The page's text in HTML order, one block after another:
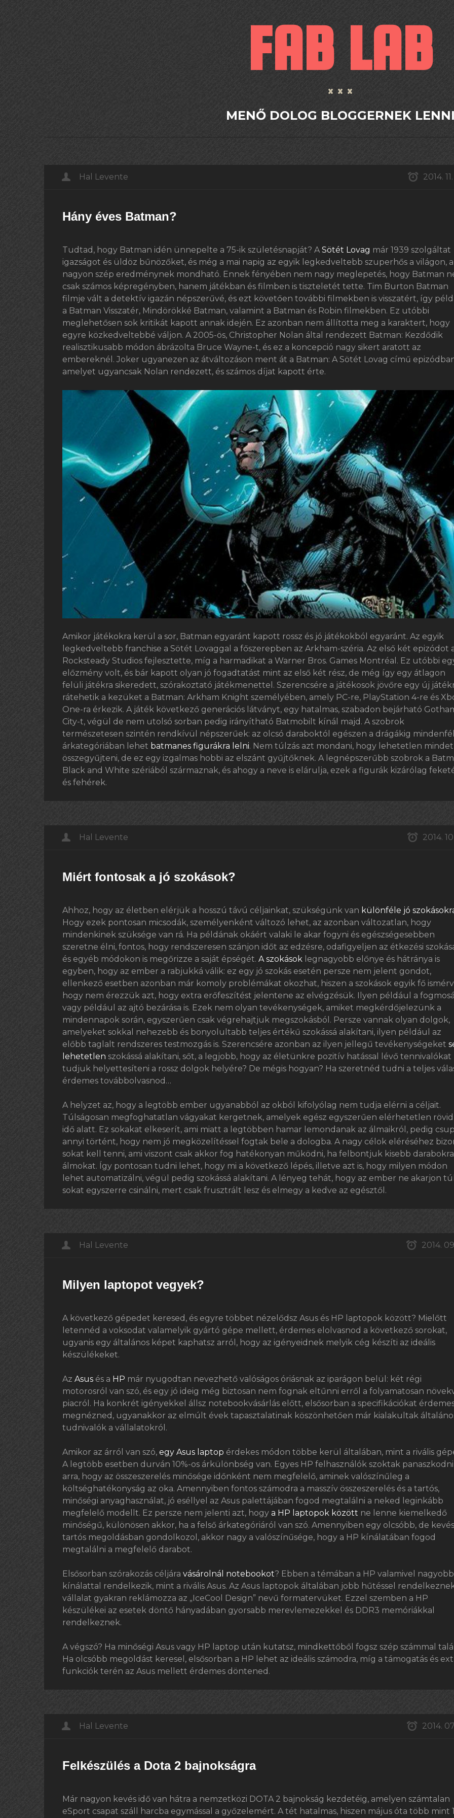
FAB LAB
MENŐ DOLOG BLOGGERNEK
Hal Levente 2014.
Hány éves Batman?
Tudtad, hogy Batman idén ünnepelte a 75-ik születésnapját? ASötét Lovag már 1939 szolgáltat
igazságot és üldöz bűnözőket, és még a mai napig az egyik legkedveltebb szuperhős a világon,
nagyon szép eredménynek mondható. Ennek fényében nem nagy meglepetés, hogy Batman
csak számos képregényben, hanem játékban és filmben is tiszteletét tette. Tim Burton Batman
filmje vált a detektív igazán népszerűvé, és ezt követően további filmekben is visszatért, így
a Batman Visszatér, Mindörökké Batman, valamint a Batman és Robin filmekben. Ez utóbbi
meglehetősen sok kritikát kapott annak idején. Ez azonban nem állította meg a karaktert, hogy
egyre közkedveltebbé váljon. A 2005-ös, Christopher Nolan által rendezett Batman: Kezdődik
realisztikusabb módon ábrázolta Bruce Wayne-t, és ez a koncepció nagy sikert aratott az
embereknél. Joker ugyanezen az átváltozáson ment át a Batman: A Sötét Lovag című
amelyet ugyancsak Nolan rendezett, és számos díjat kapott érte.
Amikor játékokra kerül a sor, Batman egyaránt kapott rossz és jó játékokból egyaránt. Az egyik
legkedveltebb franchise a Sötét Lovaggal a főszerepben az Arkham-széria. Az első két epizódot
Rocksteady Studios fejlesztette, míg a harmadikat a Warner Bros. Games Montréal. Ez utóbbi
előzmény volt, és bár kapott olyan jó fogadtatást mint az első két rész, de még így egy átlagon
felüli játékra sikeredett, szórakoztató játékmenettel. Szerencsére a játékosok jövőre egy új
rátehetik a kezüket a Batman: Arkham Knight személyében, amely PC-re, PlayStation 4-re és
One-ra érkezik. A játék következő generációs látványt, egy hatalmas, szabadon bejárható
City-t, végül de nem utolsó sorban pedig irányítható Batmobilt kínál majd. A szobrok
természetesen szintén rendkívül népszerűek: az olcsó daraboktól egészen a drágákig
árkategóriában lehet batmanes figurákra lelni. Nem túlzás azt mondani, hogy lehetetlen mindet
összegyűjteni, de ez egy izgalmas hobbi az elszánt gyűjtőknek. A legnépszerűbb szobrok a
Black and White szériából származnak, és ahogy a neve is elárulja, ezek a figurák kizárólag
és fehérek.
Hal Levente 2014.
Miért fontosak a jó szokások?
Ahhoz, hogy az életben elérjük a hosszú távú céljainkat, szükségünk van különféle jó
Hogy ezek pontosan micsodák, személyenként változó lehet, az azonban változatlan, hogy
mindenkinek szüksége van rá. Ha példának okáért valaki le akar fogyni és egészségesebben
szeretne élni, fontos, hogy rendszeresen szánjon időt az edzésre, odafigyeljen az étkezési
és egyéb módokon is megőrizze a saját épségét. A szokások legnagyobb előnye és hátránya is
egyben, hogy az ember a rabjukká válik: ez egy jó szokás esetén persze nem jelent gondot,
ellenkező esetben azonban már komoly problémákat okozhat, hiszen a szokások egyik fő
hogy nem érezzük azt, hogy extra erőfeszítést jelentene az elvégzésük. Ilyen például a
vagy például az ajtó bezárása is. Ezek nem olyan tevékenységek, amiket megkérdőjelezünk a
mindennapok során, egyszerűen csak végrehajtjuk megszokásból. Persze vannak olyan dolgok,
amelyeket sokkal nehezebb és bonyolultabb teljes értékű szokássá alakítani, ilyen például az
előbb taglalt rendszeres testmozgás is. Szerencsére azonban az ilyen jellegű tevékenységeket
lehetetlen szokássá alakítani, sőt, a legjobb, hogy az életünkre pozitív hatással lévő tennivalókat
tudjuk helyettesíteni a rossz dolgok helyére? De mégis hogyan? Ha szeretnéd tudni a teljes
érdemes továbbolvasnod…
A helyzet az, hogy a legtöbb ember ugyanabból az okból kifolyólag nem tudja elérni a céljait.
Túlságosan megfoghatatlan vágyakat kergetnek, amelyek egész egyszerűen elérhetetlen rövid
idő alatt. Ez sokakat elkeserít, ami miatt a legtöbben hamar lemondanak az álmaikról, pedig
annyi történt, hogy nem jó megközelítéssel fogtak bele a dologba. A nagy célok eléréséhez
sokat kell tenni, ami viszont csak akkor fog hatékonyan működni, ha felbontjuk kisebb
álmokat. Így pontosan tudni lehet, hogy mi a következő lépés, illetve azt is, hogy milyen módon
lehet automatizálni, végül pedig szokássá alakítani. A lényeg tehát, hogy az ember ne akarjon
sokat egyszerre csinálni, mert csak frusztrált lesz és elmegy a kedve az egésztől.
Hal Levente 2014.
Milyen laptopot vegyek?
A következő gépedet keresed, és egyre többet nézelődsz Asus és HP laptopok között? Mielőtt
letennéd a voksodat valamelyik gyártó gépe mellett, érdemes elolvasnod a következő sorokat,
ugyanis egy általános képet kaphatsz arról, hogy az igényeidnek melyik cég készíti az ideális
készülékeket.
Az Asus és a HP már nyugodtan nevezhető valóságos óriásnak az iparágon belül: két régi
motorosról van szó, és egy jó ideig még biztosan nem fognak eltűnni erről a folyamatosan
piacról. Ha konkrét igényekkel állsz notebookvásárlás előtt, elsősorban a specifikációkat
megnézned, ugyanakkor az elmúlt évek tapasztalatinak köszönhetően már kialakultak
tudnivalók a vállalatokról.
Amikor az árról van szó, egy Asus laptop érdekes módon többe kerül általában, mint a rivális
A legtöbb esetben durván 10%-os árkülönbség van. Egyes HP felhasználók szoktak panaszkodni
arra, hogy az összeszerelés minősége időnként nem megfelelő, aminek valószínűleg a
költséghatékonyság az oka. Amennyiben fontos számodra a masszív összeszerelés és a tartós,
minőségi anyaghasználat, jó eséllyel az Asus palettájában fogod megtalálni a neked leginkább
megfelelő modellt. Ez persze nem jelenti azt, hogy a HP laptopok között ne lenne kiemelkedő
minőségű, különösen akkor, ha a felső árkategóriáról van szó. Amennyiben egy olcsóbb, de
tartós megoldásban gondolkozol, akkor nagy a valószínűsége, hogy a HP kínálatában fogod
megtalálni a megfelelő darabot.
Elsősorban szórakozás céljára vásárolnál notebookot? Ebben a témában a HP valamivel nagyobb
kínálattal rendelkezik, mint a rivális Asus. Az Asus laptopok általában jobb hűtéssel
vállalat gyakran reklámozza az „IceCool Design” nevű formatervüket. Ezzel szemben a HP
készülékei az esetek döntő hányadában gyorsabb merevlemezekkel és DDR3 memóriákkal
rendelkeznek.
A végszó? Ha minőségi Asus vagy HP laptop után kutatsz, mindkettőből fogsz szép számmal
Ha olcsóbb megoldást keresel, elsősorban a HP lehet az ideális számodra, míg a támogatás és
funkciók terén az Asus mellett érdemes döntened.
Hal Levente 2014.
Felkészülés a Dota 2 bajnokságra
Már nagyon kevés idő van hátra a nemzetközi DOTA 2 bajnokság kezdetéig, amelyen számtalan
eSport csapat száll harcba egymással a győzelemért. A tét hatalmas, hiszen május óta több mint